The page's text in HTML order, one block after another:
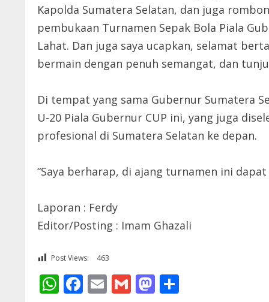
Kapolda Sumatera Selatan, dan juga
pembukaan Turnamen Sepak Bola Piala
Lahat. Dan juga saya ucapkan, selamat
bermain dengan penuh semangat, dan
Di tempat yang sama Gubernur Sumatera
U-20 Piala Gubernur CUP ini, yang juga
profesional di Sumatera Selatan ke depan.
“Saya berharap, di ajang turnamen ini
Laporan : Ferdy
Editor/Posting : Imam Ghazali
Post Views: 463
WhatsApp
Facebook
EmailGmailMastodon